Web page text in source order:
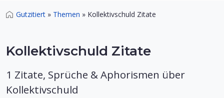
Gutzitiert » Themen » Kollektivschuld Zitate
Kollektivschuld Zitate
1 Zitate, Sprüche & Aphorismen über
Kollektivschuld